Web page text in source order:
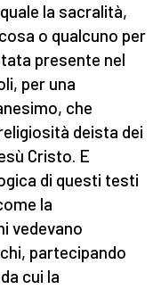
la sacralità,
o qualcuno per
presente nel
per una
che
deista dei
Cristo. E
di questi testi
la
vedevano
partecipando
cui la